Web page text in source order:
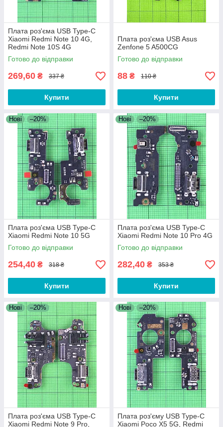
Плата роз'єма USB Type-C
Xiaomi Redmi Note 10 4G,
Redmi Note 10S 4G
Готово до відправки
269,60 ₴ 337 ₴
Купити
Плата роз'єма USB Asus
Zenfone 5 A500CG
Готово до відправки
88 ₴ 110 ₴
Купити
Нові –20%
Плата роз'єма USB Type-C
Xiaomi Redmi Note 10 5G
Готово до відправки
254,40 ₴ 318 ₴
Купити
Нові –20%
Плата роз'єма USB Type-C
Xiaomi Redmi Note 10 Pro 4G
Готово до відправки
282,40 ₴ 353 ₴
Купити
Нові –20%
Плата роз'єма USB Type-C
Xiaomi Redmi Note 9 Pro,
Нові –20%
Плата роз'єму USB Type-C
Xiaomi Poco X5 5G, Redmi